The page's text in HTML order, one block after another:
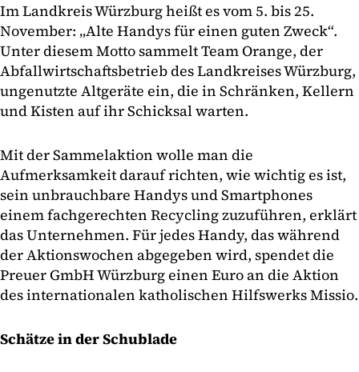
Im Landkreis Würzburg heißt es vom 5. bis 25.
November: „Alte Handys für einen guten Zweck“.
Unter diesem Motto sammelt Team Orange, der
Abfallwirtschaftsbetrieb des Landkreises Würzburg,
ungenutzte Altgeräte ein, die in Schränken, Kellern
und Kisten auf ihr Schicksal warten.
Mit der Sammelaktion wolle man die
Aufmerksamkeit darauf richten, wie wichtig es ist,
sein unbrauchbare Handys und Smartphones
einem fachgerechten Recycling zuzuführen, erklärt
das Unternehmen. Für jedes Handy, das während
der Aktionswochen abgegeben wird, spendet die
Preuer GmbH Würzburg einen Euro an die Aktion
des internationalen katholischen Hilfswerks Missio.
Schätze in der Schublade